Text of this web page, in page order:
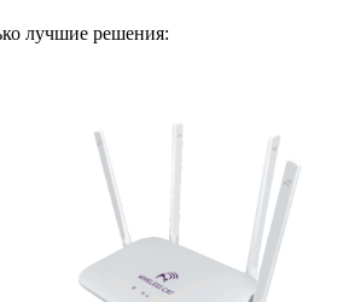
лучшие решения: